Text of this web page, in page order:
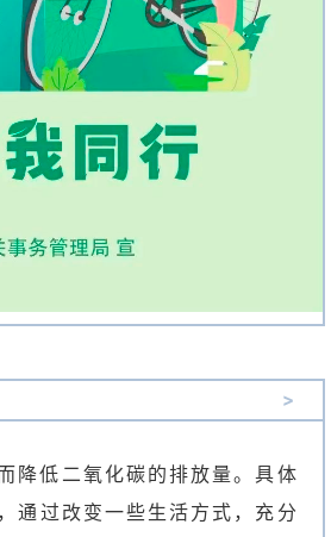
>
降低二氧化碳的排放量。具体
通过改变一些生活方式，充分